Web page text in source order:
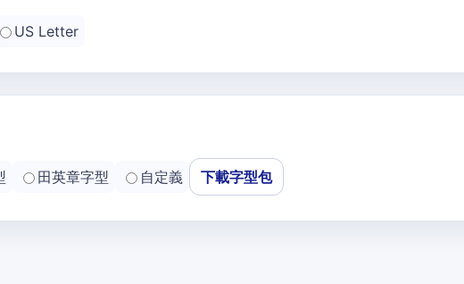
US Letter
田英章字型 自定義 下載字型包